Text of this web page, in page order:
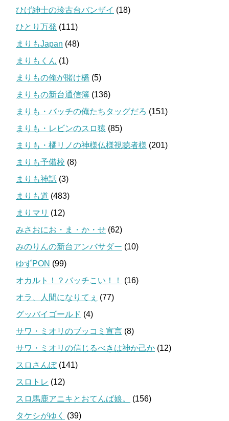
ひげ紳士の珍古台バンザイ (18)
ひとり万発 (111)
まりもJapan (48)
まりもくん (1)
まりもの俺が賭け橋 (5)
まりもの新台通信簿 (136)
まりも・バッチの俺たちタッグだろ (151)
まりも・レビンのスロ猿 (85)
まりも・橘リノの神様仏様視聴者様 (201)
まりも予備校 (8)
まりも神話 (3)
まりも道 (483)
まりマリ (12)
みさおにお・ま・か・せ (62)
みのりんの新台アンバサダー (10)
ゆずPON (99)
オカルト！？バッチこい！！
(16)
オラ、人間になりてぇ (77)
グッバイゴールド (4)
サワ・ミオリのブッコミ宣言 (8)
サワ・ミオリの信じるべきは神か己か (12)
スロさんぽ(141)
スロトレ (12)
スロ馬鹿アニキとおてんば娘。
(156)
タケシがゆく
(39)